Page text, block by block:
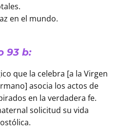
en el mundo.
93 b:
que la celebra [a la Virgen
asocia los actos de
en la verdadera fe.
solicitud su vida